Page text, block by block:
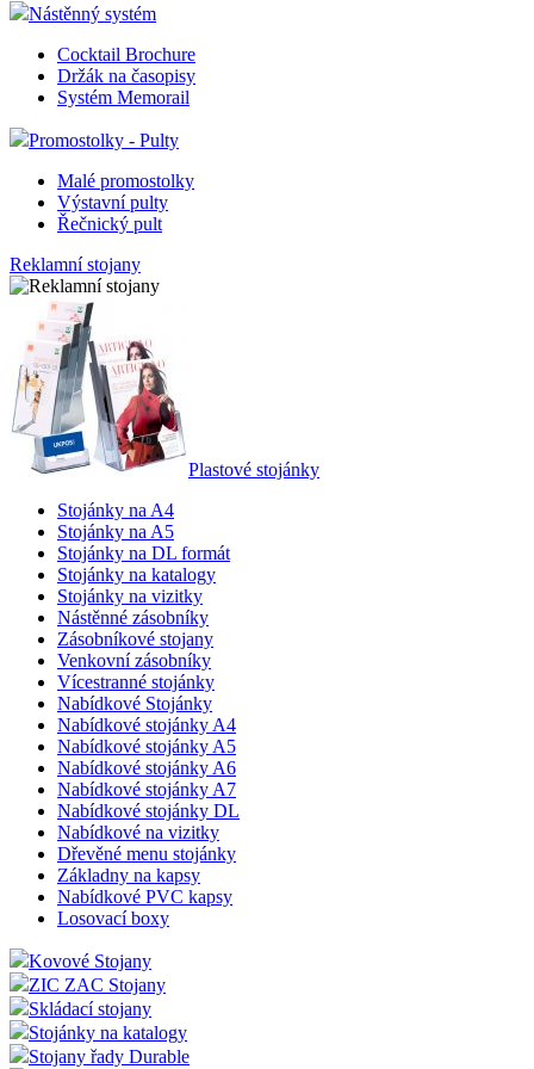
Nástěnný systém
Cocktail Brochure
Držák na časopisy
Systém Memorail
Promostolky - Pulty
Malé promostolky
Výstavní pulty
Řečnický pult
Reklamní stojany
Plastové stojánky
Stojánky na A4
Stojánky na A5
Stojánky na DL formát
Stojánky na katalogy
Stojánky na vizitky
Nástěnné zásobníky
Zásobníkové stojany
Venkovní zásobníky
Vícestranné stojánky
Nabídkové Stojánky
Nabídkové stojánky A4
Nabídkové stojánky A5
Nabídkové stojánky A6
Nabídkové stojánky A7
Nabídkové stojánky DL
Nabídkové na vizitky
Dřevěné menu stojánky
Základny na kapsy
Nabídkové PVC kapsy
Losovací boxy
Kovové Stojany
ZIC ZAC Stojany
Skládací stojany
Stojánky na katalogy
Stojany řady Durable